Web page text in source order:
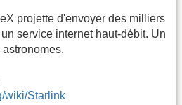
projette d'envoyer des milliers
service internet haut-débit. Un
wiki/Starlink